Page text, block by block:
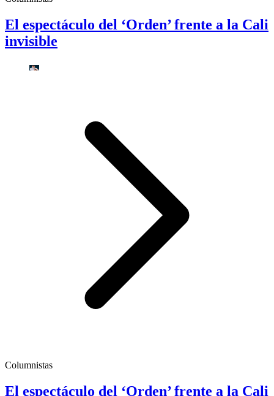
El espectáculo del ‘Orden’ frente a la Cali
invisible
Columnistas
El espectáculo del ‘Orden’ frente a la Cali